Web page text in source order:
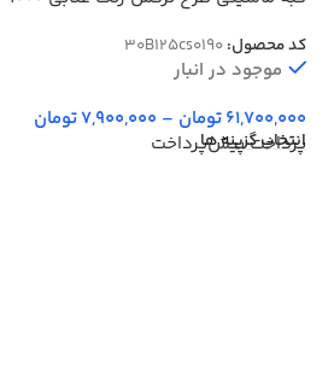
کد محصول:30B125cs0190
موجود در انبار
61,700,000تومان –
7,900,000تومان
انتخاب گزینه ها
پرداخت پیش‌پرداخت